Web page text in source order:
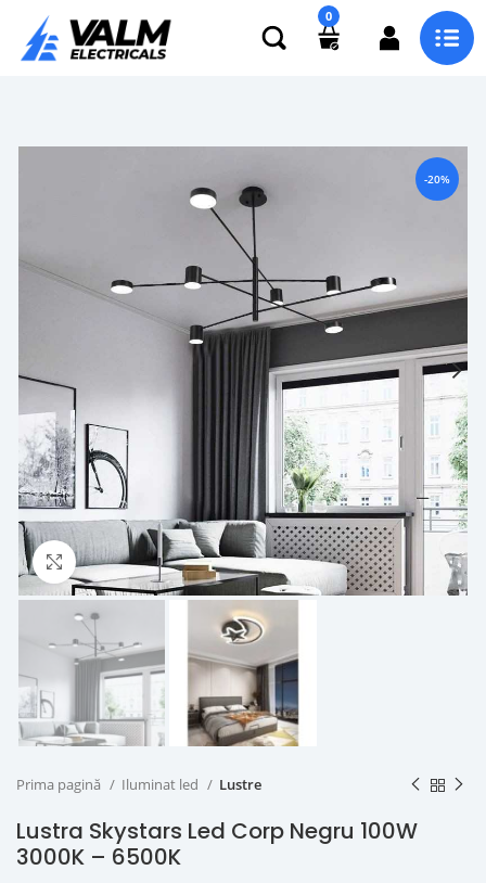
0
-20%
Click to enlarge
Prima pagină Iluminat led Lustre
Lustra Skystars Led Corp Negru 100W
3000K – 6500K